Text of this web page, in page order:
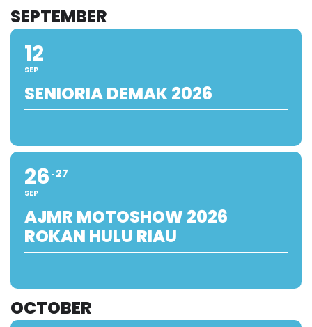
SEPTEMBER
12
SEP
SENIORIA DEMAK 2026
26
SEP
27
AJMR MOTOSHOW 2026
ROKAN HULU RIAU
OCTOBER